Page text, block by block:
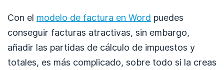
Con el modelo de factura en Word puedes
conseguir facturas atractivas, sin embargo,
añadir las partidas de cálculo de impuestos y
totales, es más complicado, sobre todo si la creas